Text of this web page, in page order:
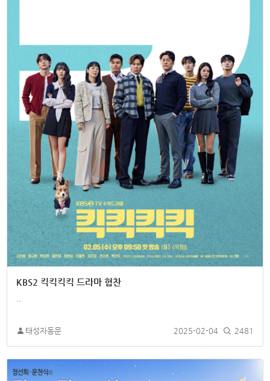
KBS2 킥킥킥킥 드라마 협찬
태성자동문 2025-02-04 2481